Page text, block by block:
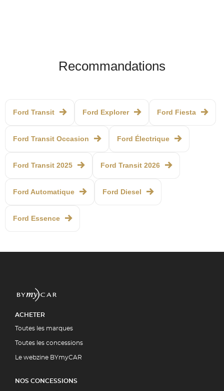
Recommandations
Ford Transit Ford Explorer Ford Fiesta
Ford Transit Occasion Ford Électrique
Ford Transit 2025 Ford Transit 2026
Ford Automatique Ford Diesel
Ford Essence
ACHETER
Toutes les marques
Toutes les concessions
Le webzine BYmyCAR
NOS CONCESSIONS